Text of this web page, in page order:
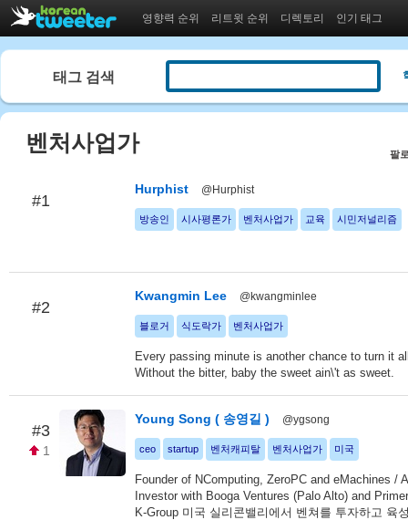
영향력 순위 리트윗 순위 디렉토리 인기 태그
태그 검색
벤처사업가 팔
#1
Hurphist @Hurphist
방송인 시사평론가 벤처사업가 교육 시민저널리즘
#2
Kwangmin Lee @kwangminlee
블로거 식도락가 벤처사업가
Every passing minute is another chance to turn it
Without the bitter, baby the sweet ain\'t as sweet.
#3
1
Young Song ( 송영길 ) @ygsong
ceo startup 벤처캐피탈 벤처사업가 미국
Founder of NComputing, ZeroPC and eMachines /
Investor with Booga Ventures (Palo Alto) and
K-Group 미국 실리콘밸리에서 벤쳐를 투자하고 육